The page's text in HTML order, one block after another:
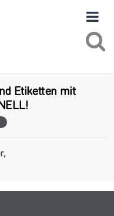
Etiketten mit
,